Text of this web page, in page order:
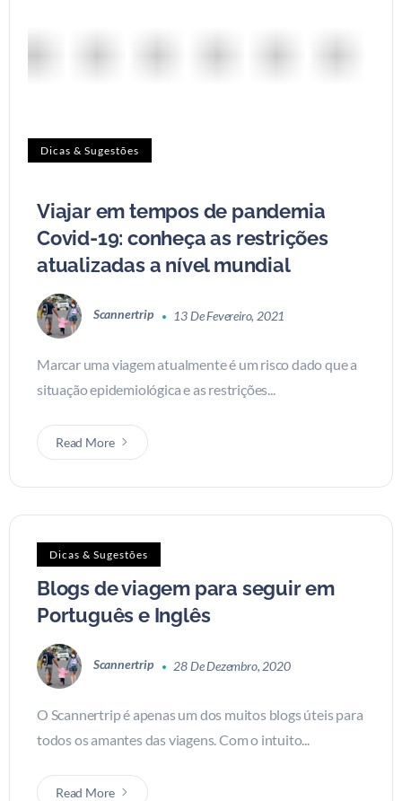
Dicas & Sugestões
Viajar em tempos de pandemia
Covid-19: conheça as restrições
atualizadas a nível mundial
Scannertrip 13 De Fevereiro, 2021
Marcar uma viagem atualmente é um risco dado que a
situação epidemiológica e as restrições...
Read More
Dicas & Sugestões
Blogs de viagem para seguir em
Português e Inglês
Scannertrip 28 De Dezembro, 2020
O Scannertrip é apenas um dos muitos blogs úteis para
todos os amantes das viagens. Com o intuito...
Read More